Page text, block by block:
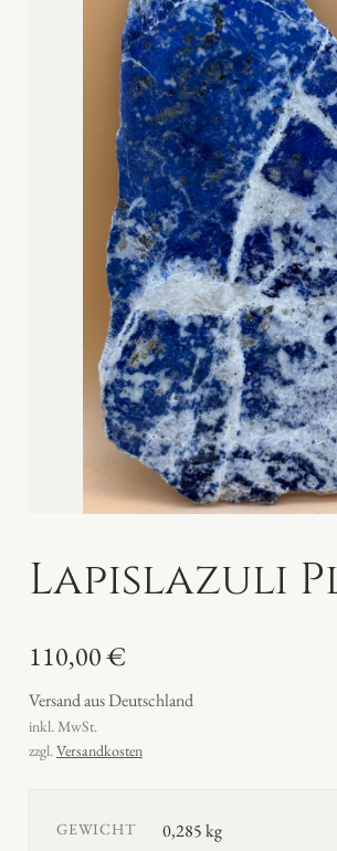
Lapislazuli
110,00€
Versand aus Deutschland
inkl. MwSt.
zzgl.Versandkosten
GEWICHT 0,285 kg